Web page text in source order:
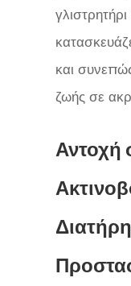
και
ζωής σε
Αντοχή